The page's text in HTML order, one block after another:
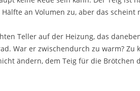
an Volumen zu, aber das scheint
Teller auf der Heizung, das
War er zwischendurch zu warm? Zu
ändern, dem Teig für die Brötchen